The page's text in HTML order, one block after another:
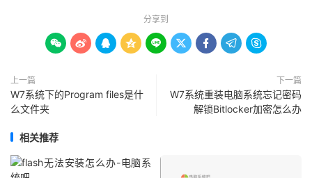
分享到
        
上一篇
W7系统下的Program files是什
么文件夹
下一篇
W7系统重装电脑系统忘记密码
解锁Bitlocker加密怎么办
相关推荐